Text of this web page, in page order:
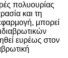
πολυουρίας
και τη
μπορεί
ευρέως στον